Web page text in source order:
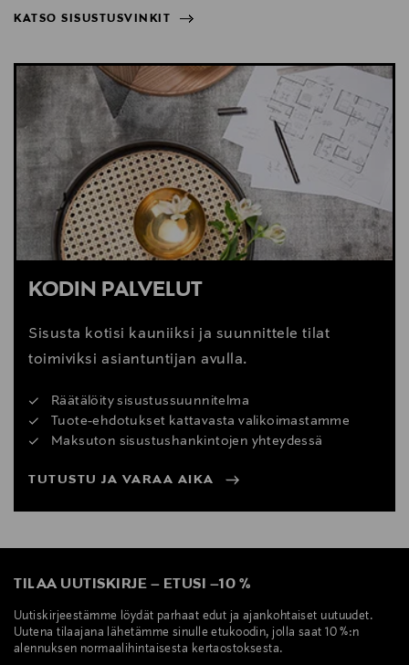
KATSO SISUSTUSVINKIT
KATSO SISUSTUSVINKIT
KODIN PALVELUT
Sisusta kotisi kauniiksi ja suunnittele tilat
toimiviksi asiantuntijan avulla.
Räätälöity sisustussuunnitelma
Tuote-ehdotukset kattavasta valikoimastamme
Maksuton sisustushankintojen yhteydessä
TUTUSTU JA VARAA AIKA
TILAA UUTISKIRJE – ETUSI –10 %
Uutiskirjeestämme löydät parhaat edut ja ajankohtaiset uutuudet.
Uutena tilaajana lähetämme sinulle etukoodin, jolla saat 10 %:n
alennuksen normaalihintaisesta kertaostoksesta.